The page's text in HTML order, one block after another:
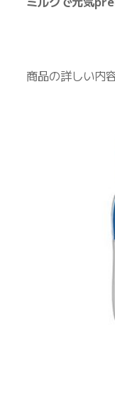
商品の詳しい内